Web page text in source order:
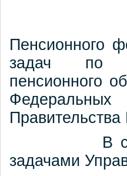
Пенсионного
задач по
пенсионного
Федеральных
В
задачами